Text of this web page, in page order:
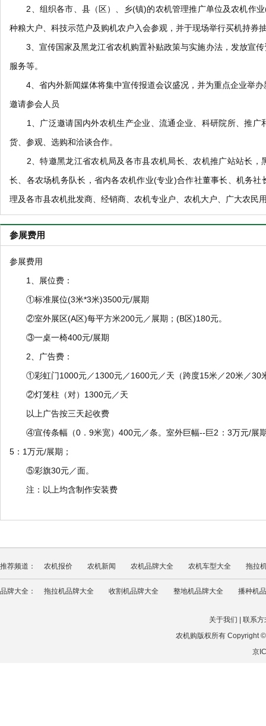
2、组织各市、县（区）、乡(镇)的农机管理推广单位及农机作业
种粮大户、科技示范户及购机农户入会参观，并于现场举行买机持券
3、宣传国家及黑龙江省农机购置补贴政策与实施办法，发放宣传
服务等。
4、省内外新闻媒体将集中宣传报道会议盛况，并为重点企业举办
邀请参会人员
1、广泛邀请国内外农机生产企业、流通企业、科研院所、推广
货、参观、选购和洽谈合作。
2、特邀黑龙江省农机局及各市县农机局长、农机推广站站长，
长、各农场机务队长，省内各农机作业(专业)合作社董事长、机务
理及各市县农机批发商、经销商、农机专业户、农机大户、广大农民
参展费用
参展费用
1、展位费：
①标准展位(3米*3米)3500元/展期
②室外展区(A区)每平方米200元／展期；(B区)180元。
③一桌一椅400元/展期
2、广告费：
①彩虹门1000元／1300元／1600元／天（跨度15米／20米／30
②灯笼柱（对）1300元／天
以上广告按三天起收费
④宣传条幅（0．9米宽）400元／条。室外巨幅--巨2：3万元/展
5：1万元/展期；
⑤彩旗30元／面。
注：以上均含制作安装费
推荐频道： 农机报价 农机新闻 农机品牌大全 农机车型大全 拖拉
品牌大全： 拖拉机品牌大全 收割机品牌大全 整地机品牌大全 播种机
关于我们
联系方
农机购版权所有 Copyright
京